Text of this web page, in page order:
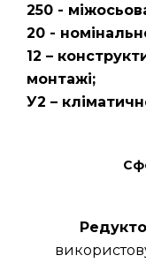
250 -
20 -
12 –
монтажі;
У2 –